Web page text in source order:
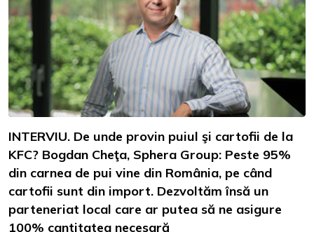
INTERVIU. De unde provin puiul şi cartofii de la
KFC? Bogdan Cheţa, Sphera Group: Peste 95%
din carnea de pui vine din România, pe când
cartofii sunt din import. Dezvoltăm însă un
parteneriat local care ar putea să ne asigure
100% cantitatea necesară